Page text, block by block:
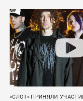
«СЛОТ» ПРИНЯЛИ